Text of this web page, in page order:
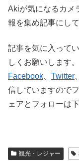
Akiが気になるカメ
報を集め記事にして
記事を気に入って
しくお願いします。
Facebook
Twitter
信していますので
ェアとフォローは
観光・レジャー